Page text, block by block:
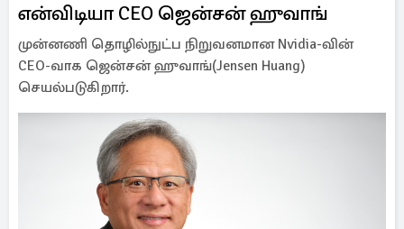
என்விடியா CEO ஜென்சன் ஹுவாங்
முன்னணி தொழில்நுட்ப நிறுவனமான Nvidia-வின்
CEO-வாக ஜென்சன் ஹுவாங்(Jensen Huang)
செயல்படுகிறார்.